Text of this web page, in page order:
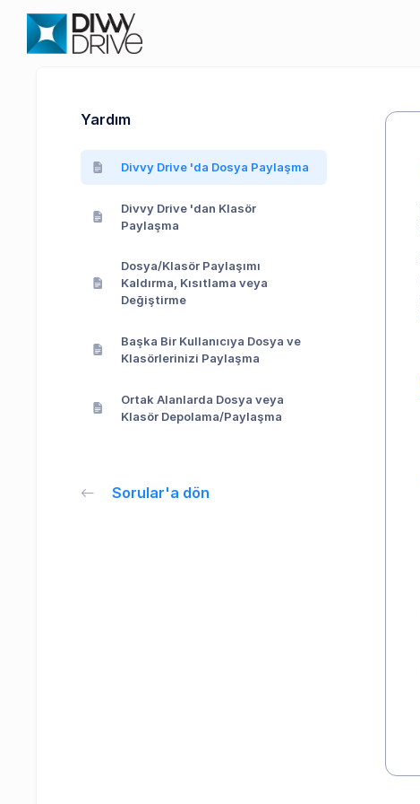
Yardım
Divvy Drive 'da Dosya Paylaşma
Divvy Drive 'dan Klasör
Paylaşma
Dosya/Klasör Paylaşımı
Kaldırma, Kısıtlama veya
Değiştirme
Başka Bir Kullanıcıya Dosya ve
Klasörlerinizi Paylaşma
Ortak Alanlarda Dosya veya
Klasör Depolama/Paylaşma
Sorular'a dön